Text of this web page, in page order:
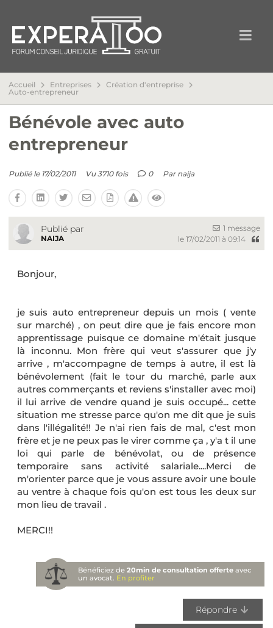
Accueil Entreprises
Création d'entreprise
Auto-entrepreneur
Bénévole avec auto
entrepreneur
Publié le 17/02/2011 Vu 3710 fois 0 Par naija
Publié par
NAIJA
1 message
le 17/02/2011 à 09:14
Bonjour,
je suis auto entrepreneur depuis un mois ( vente
sur marché) , on peut dire que je fais encore mon
apprentissage puisque ce domaine m'était jusque
là inconnu. Mon frère qui veut s'assurer que j'y
arrive , m'accompagne de temps à autre, il est là
bénévolement (fait le tour du marché, parle aux
autres commerçants et reviens s'installer avec moi)
il lui arrive de vendre quand je suis occupé... cette
situation me stresse parce qu'on me dit que je suis
dans l'illégalité!! Je n'ai rien fais de mal, c'est mon
frère et je ne peux pas le virer comme ça , y'a t il une
loi qui parle de bénévolat, ou de présence
temporaire sans activité salariale....Merci de
m'orienter parce que je vous assure avoir une boule
au ventre à chaque fois qu'on est tous les deux sur
mon lieu de travail .
MERCI!!
Bénéficiez de20min de consultation offerte avec
un avocat. En profiter
Répondre